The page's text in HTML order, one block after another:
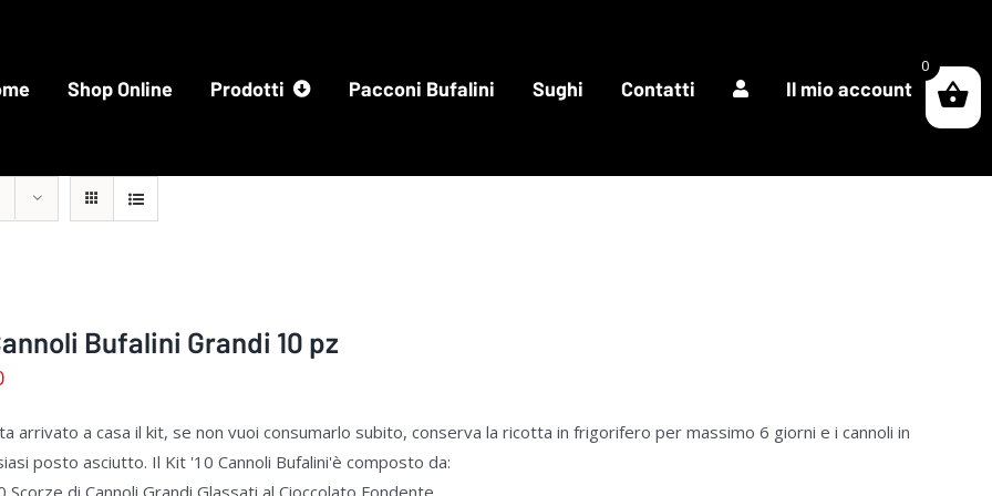
Shop Online Prodotti Pacconi Bufalini Sughi Contatti Il mio account
Bufalini Grandi 10 pz
arrivato a casa il kit, se non vuoi consumarlo subito, conserva la ricotta in frigorifero per massimo 6 giorni e i cannoli in
posto asciutto. Il Kit '10 Cannoli Bufalini'è composto da:
Scorze di Cannoli Grandi Glassati al Cioccolato Fondente
0